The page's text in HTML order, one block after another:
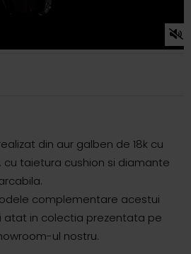
din aur galben de 18k cu
cu taietura cushion si diamante
complementare acestui
atat in colectia prezentata pe
ul nostru.